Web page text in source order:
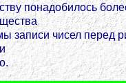
понадобилось
записи чисел перед